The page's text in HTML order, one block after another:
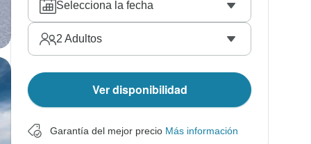
Selecciona la fecha
2 Adultos
Ver disponibilidad
Garantía del mejor precio Más información